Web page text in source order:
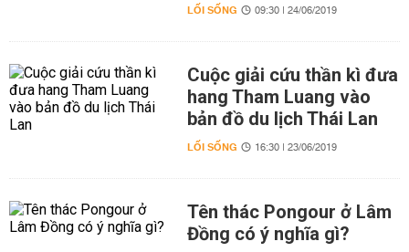
LỐI SỐNG 09:30 | 24/06/2019
Cuộc giải cứu thần kì đưa
hang Tham Luang vào
bản đồ du lịch Thái Lan
LỐI SỐNG 16:30 | 23/06/2019
Tên thác Pongour ở Lâm
Đồng có ý nghĩa gì?